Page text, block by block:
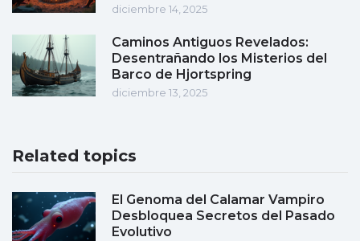
diciembre 14, 2025
Caminos Antiguos Revelados:
Desentrañando los Misterios del
Barco de Hjortspring
diciembre 13, 2025
Related topics
El Genoma del Calamar Vampiro
Desbloquea Secretos del Pasado
Evolutivo